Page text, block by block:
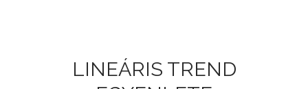
LINEÁRIS TREND